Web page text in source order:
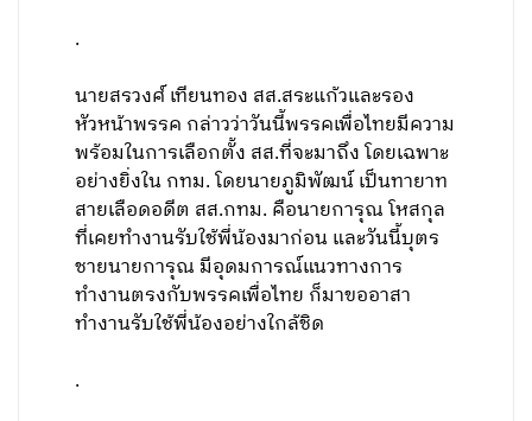
.
นายสรวงศ์ เทียนทอง สส.สระแก้วและรอง
หัวหน้าพรรค กล่าวว่าวันนี้พรรคเพื่อไทยมีความ
พร้อมในการเลือกตั้ง สส.ที่จะมาถึง โดยเฉพาะ
อย่างยิ่งใน กทม. โดยนายภูมิพัฒน์ เป็นทายาท
สายเลือดอดีต สส.กทม. คือนายการุณ โหสกุล
ที่เคยทำงานรับใช้พี่น้องมาก่อน และวันนี้บุตร
ชายนายการุณ มีอุดมการณ์แนวทางการ
ทำงานตรงกับพรรคเพื่อไทย ก็มาขออาสา
ทำงานรับใช้พี่น้องอย่างใกล้ชิด
.